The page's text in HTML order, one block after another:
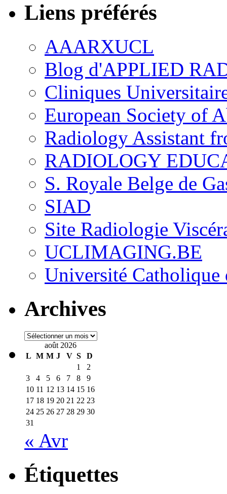
Liens préférés
AAARXUCL
Blog d'APPLIED
Cliniques
European Society of
Radiology Assistant
RADIOLOGY
S. Royale Belge de
SIAD
Site Radiologie
UCLIMAGING.BE
Université Catholique
Archives
Archives
août 2026
L M M J V S
D
1
2
3
4 5 6 7 8
9
10 11 12 13 14 15 16
17 18 19 20 21 22 23
24 25 26 27 28 29 30
31
« Avr
Étiquettes